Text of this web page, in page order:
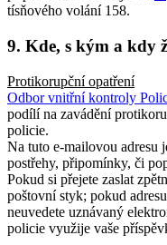
tísňového volání 158.
9. Kde, s kým a kdy
Protikorupční opatření
Odbor vnitřní kontroly
podílí na zavádění
policie.
Na tuto e-mailovou adresu
postřehy, připomínky, či
Pokud si přejete zaslat
poštovní styk; pokud
neuvedete uznávaný
policie využije vaše